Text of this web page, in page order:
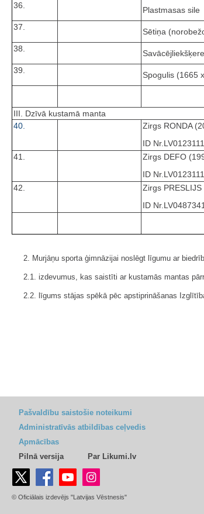
36.
Plastmasas sile
37.
Sētiņa
38.
39.
Spogulis (1665
III. Dzīvā kustamā manta
40.
Zirgs RONDA
ID
41.
Zirgs DEFO
ID
42.
Zirgs
ID
2. Murjāņu sporta ģimnāzijai noslēgt līgumu ar
2.1. izdevumus, kas saistīti ar kustamās mantas
2.2. līgums stājas spēkā pēc apstiprināšanas
Pašvaldību saistošie noteikumi
Administratīvās atbildības ceļvedis
Apmācības
Pilnā versija
Par Likumi.lv
© Oficiālais izdevējs "Latvijas Vēstnesis"